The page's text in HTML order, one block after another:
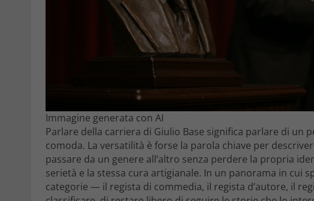
Immagine generata con AI
Parlare della carriera di Giulio Base significa parlare di un
comoda. La versatilità è forse la parola chiave per
passare da un genere all’altro senza perdere la propria
serietà e la stessa cura artigianale. In un panorama in cui
categorie — il regista di commedia, il regista d’autore, il